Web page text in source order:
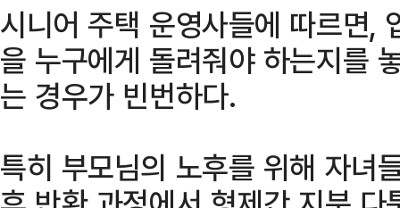
시니어 주택 운영사들에 따르면,
을 누구에게 돌려줘야 하는지를
는 경우가 빈번하다.
특히 부모님의 노후를 위해 자녀